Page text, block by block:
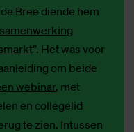
de Bree diende hem
”. Het was voor
om beide
webinar, met
en collegelid
te zien. Intussen